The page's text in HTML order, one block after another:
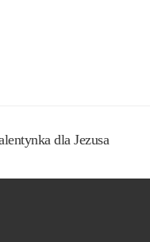
dla Jezusa